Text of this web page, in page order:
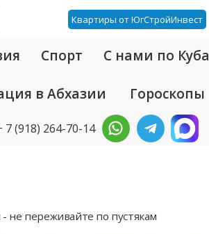
Квартиры от ЮгСтройИнвест
Спорт С нами по
в Абхазии Гороскопы
7 (918) 264-70-14
не переживайте по пустякам